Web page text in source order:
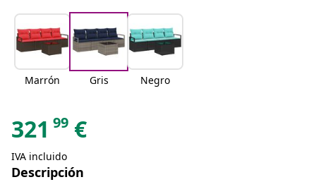
Marrón Gris Negro
321 99 €
IVA incluido
Descripción